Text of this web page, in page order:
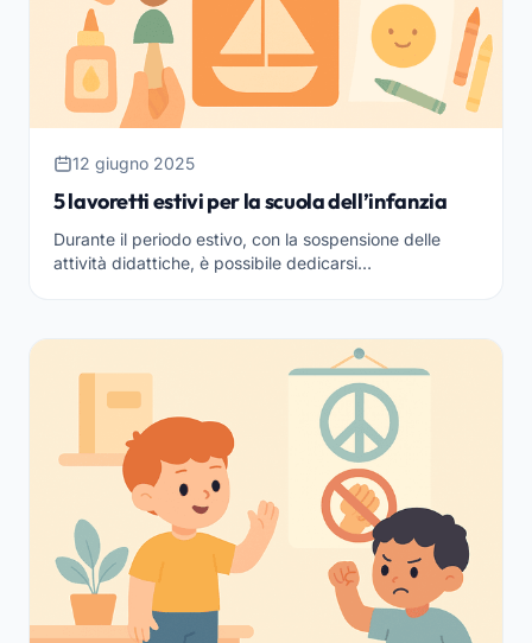
12 giugno 2025
5 lavoretti estivi per la scuola dell’infanzia
Durante il periodo estivo, con la sospensione delle
attività didattiche, è possibile dedicarsi